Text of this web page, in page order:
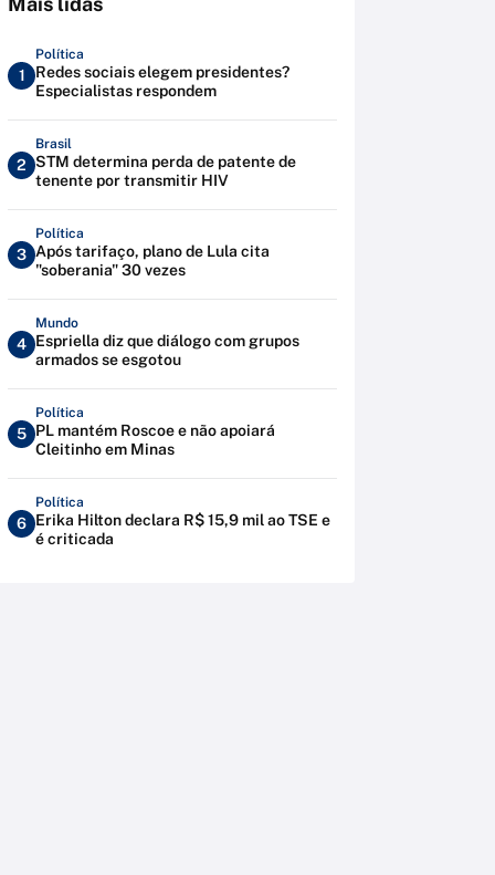
1
Política
Redes sociais elegem presidentes?
Especialistas respondem
2
Brasil
STM determina perda de patente de
tenente por transmitir HIV
3
Política
Após tarifaço, plano de Lula cita
"soberania" 30 vezes
4
Mundo
Espriella diz que diálogo com grupos
armados se esgotou
5
Política
PL mantém Roscoe e não apoiará
Cleitinho em Minas
6
Política
Erika Hilton declara R$ 15,9 mil ao TSE e
é criticada